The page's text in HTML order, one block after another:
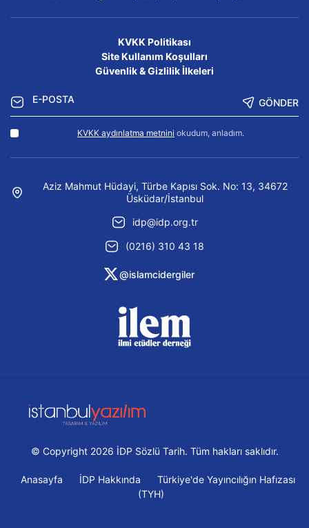
KVKK Politikası
Site Kullanım Koşulları
Güvenlik & Gizlilik İlkeleri
GÖNDER
KVKK aydınlatma metnini okudum, anladım.
Aziz Mahmut Hüdayi, Türbe Kapısı Sok. No: 13, 34672
Üsküdar/İstanbul
idp@idp.org.tr
(0216) 310 43 18
@islamcidergiler
© Copyright 2026 İDP Sözlü Tarih. Tüm hakları saklıdır.
Anasayfa İDP Hakkında
Türkiye'de Yayıncılığın Hafızası
(TYH)